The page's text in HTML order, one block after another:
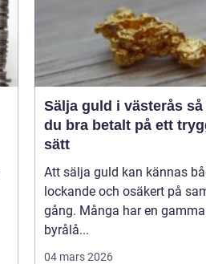
Sälja guld i västerås så får
du bra betalt på ett
sätt
Att sälja guld kan kännas
lockande och osäkert på
gång. Många har en
byrålå...
04 mars 2026